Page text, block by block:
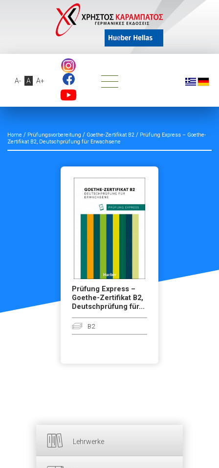
A- A A+
Lehrwerke
Home / Prüfungsvorbereitung / Goethe-Zertifikat B2 / Prüfung Express – Goethe-
Zertifikat B2, Deutschprüfung für Erwachsene
Prüfung Express –
Goethe-Zertifikat B2,
Deutschprüfung für...
B2